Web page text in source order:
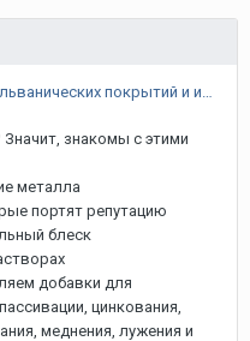
Как повысить качество гальванических покрытий и избавиться от брака?
Значит, знакомы с этими
металла
портят репутацию
блеск
добавки для
цинкования,
меднения, лужения и